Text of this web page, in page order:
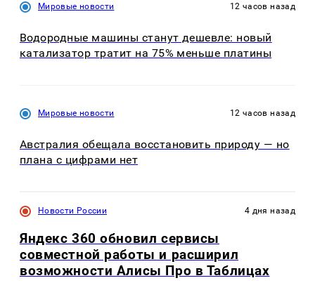
Мировые новости 12 часов назад
Водородные машины станут дешевле: новый
катализатор тратит на 75% меньше платины
Мировые новости 12 часов назад
Австралия обещала восстановить природу — но
плана с цифрами нет
Новости России 4 дня назад
Яндекс 360 обновил сервисы
совместной работы и расширил
возможности Алисы Про в Таблицах